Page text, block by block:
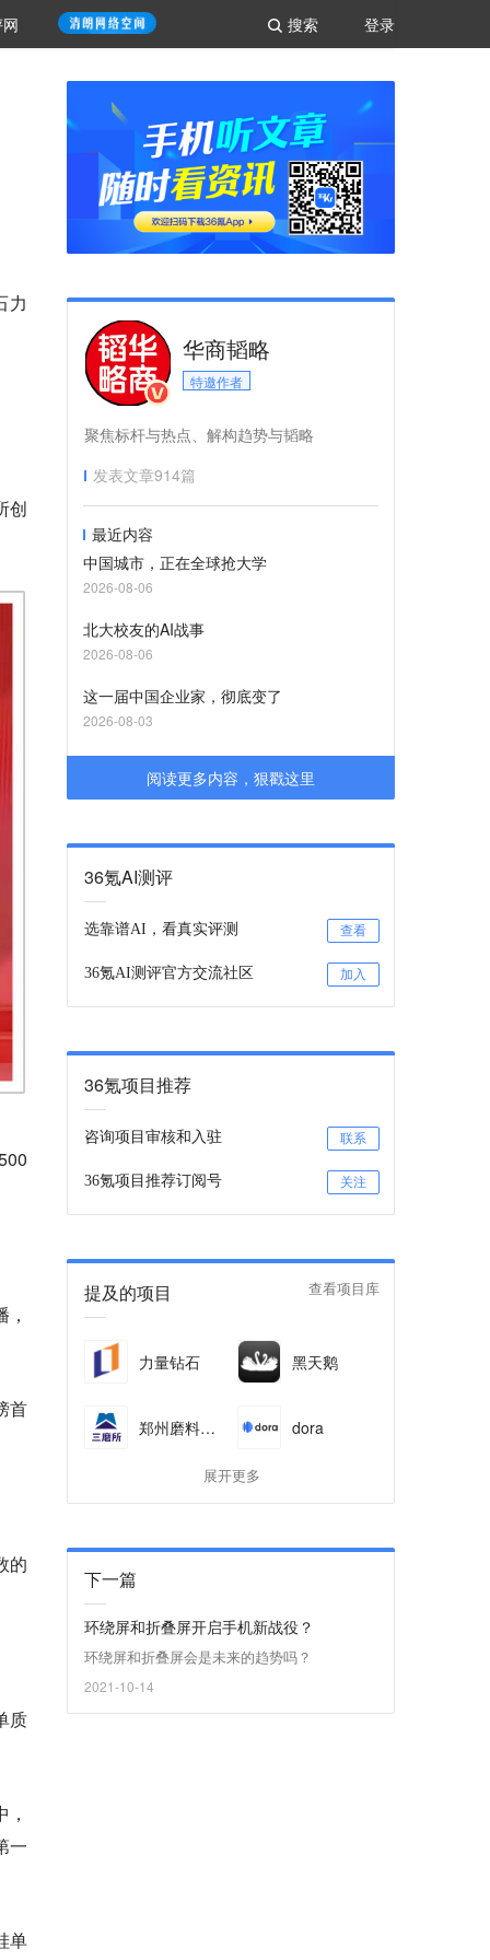
登录
搜索
力
创
首
的
质
一
单
华商韬略
特邀作者
聚焦标杆与热点、解构趋势与韬略
发表文章914篇
最近内容
中国城市，正在全球抢大学
2026-08-06
北大校友的AI战事
2026-08-06
这一届中国企业家，彻底变了
2026-08-03
阅读更多内容，狠戳这里
36氪AI测评
选靠谱AI，看真实评测 查看
36氪AI测评官方交流社区 加入
36氪项目推荐
咨询项目审核和入驻 联系
36氪项目推荐订阅号 关注
提及的项目 查看项目库
力量钻石 黑天鹅
郑州磨料磨具磨削 dora
展开更多
下一篇
环绕屏和折叠屏开启手机新战役？
环绕屏和折叠屏会是未来的趋势吗？
2021-10-14